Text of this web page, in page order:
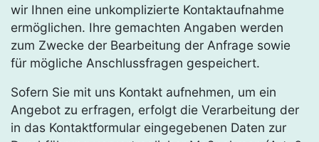
wir Ihnen eine unkomplizierte Kontaktaufnahme
ermöglichen. Ihre gemachten Angaben werden
zum Zwecke der Bearbeitung der Anfrage sowie
für mögliche Anschlussfragen gespeichert.
Sofern Sie mit uns Kontakt aufnehmen, um ein
Angebot zu erfragen, erfolgt die Verarbeitung der
in das Kontaktformular eingegebenen Daten zur